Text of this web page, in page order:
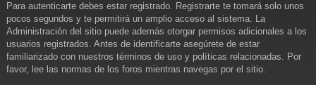
Para autenticarte debes estar registrado. Registrarte te tomará solo unos
pocos segundos y te permitirá un amplio acceso al sistema. La
Administración del sitio puede además otorgar permisos adicionales a los
usuarios registrados. Antes de identificarte asegúrete de estar
familiarizado con nuestros términos de uso y políticas relacionadas. Por
favor, lee las normas de los foros mientras navegas por el sitio.